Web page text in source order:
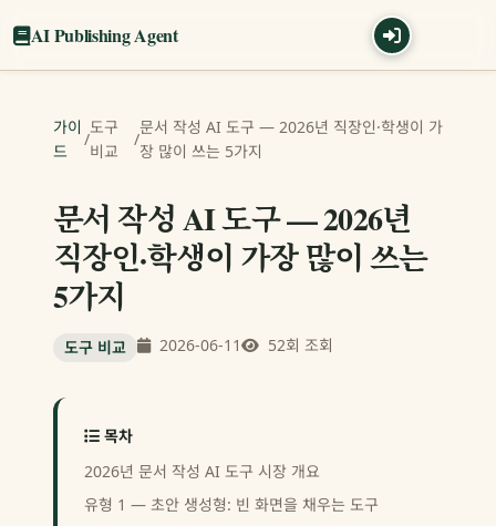
AI Publishing Agent
가이
드
/
도구
비교
/
문서 작성 AI 도구 — 2026년 직장인·학생이 가
장 많이 쓰는 5가지
문서 작성 AI 도구 — 2026년
직장인·학생이 가장 많이 쓰는
5가지
도구 비교 2026-06-11 52회 조회
목차
2026년 문서 작성 AI 도구 시장 개요
유형 1 — 초안 생성형: 빈 화면을 채우는 도구